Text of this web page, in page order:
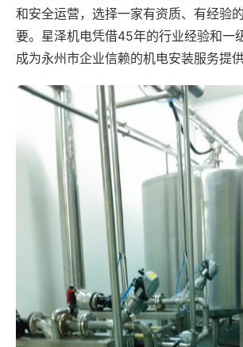
和安全运营，选择一家有资质、有经验
要。星泽机电凭借45年的行业经验和一
成为永州市企业信赖的机电安装服务提供